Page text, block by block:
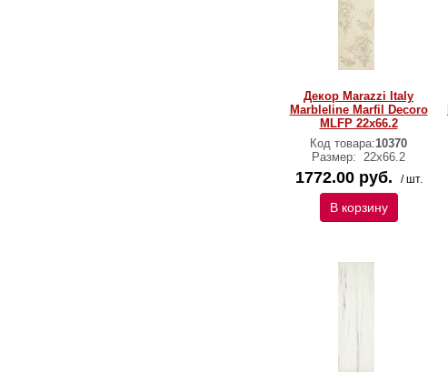
Декор Marazzi Italy
Marbleline Marfil Decoro
MLFP 22х66.2
Код товара:10370
Размер: 22х66.2
1772.00 руб. / шт.
В корзину